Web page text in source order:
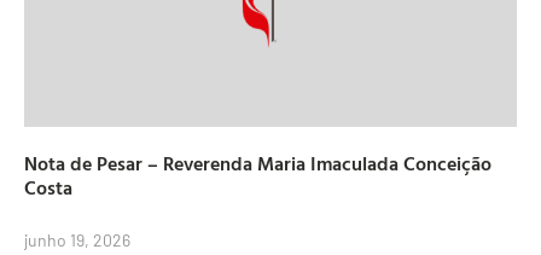
Nota de Pesar – Reverenda Maria Imaculada Conceição
Costa
junho 19, 2026